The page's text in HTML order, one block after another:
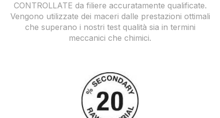
CONTROLLATE da filiere accuratamente qualificate.
Vengono utilizzate dei maceri dalle prestazioni ottimali
che superano i nostri test qualità sia in termini
meccanici che chimici.